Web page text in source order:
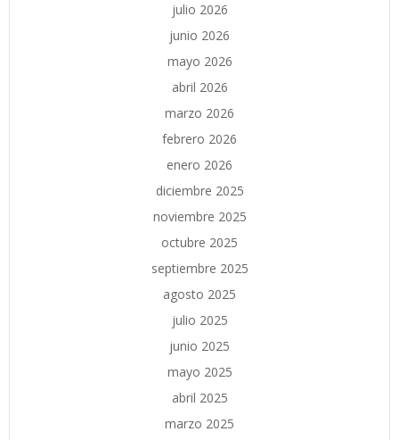
julio 2026
junio 2026
mayo 2026
abril 2026
marzo 2026
febrero 2026
enero 2026
diciembre 2025
noviembre 2025
octubre 2025
septiembre 2025
agosto 2025
julio 2025
junio 2025
mayo 2025
abril 2025
marzo 2025